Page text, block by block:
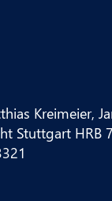
Kreimeier,
Stuttgart HRB